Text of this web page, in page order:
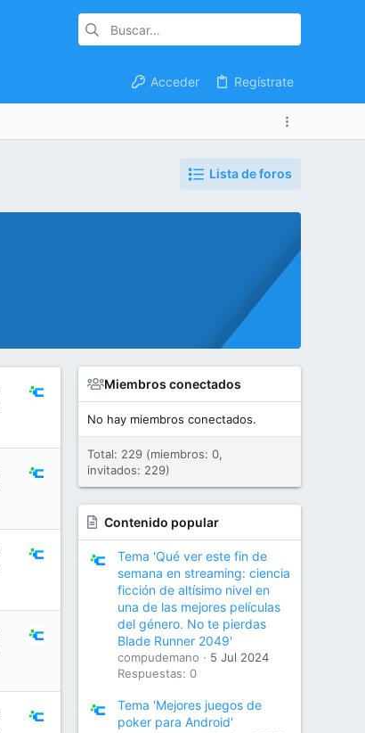
Acceder Regístrate
Lista de foros
Miembros conectados
No hay miembros conectados.
Total: 229 (miembros: 0,
invitados: 229)
Contenido popular
Tema 'Qué ver este fin de
semana en streaming: ciencia
ficción de altísimo nivel en
una de las mejores películas
del género. No te pierdas
Blade Runner 2049'
compudemano
5 Jul 2024
Respuestas: 0
Tema 'Mejores juegos de
poker para Android'